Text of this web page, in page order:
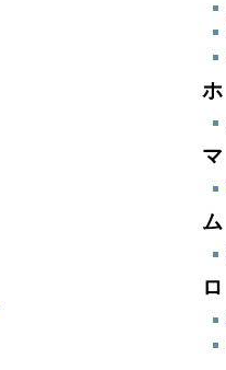
ホ
マ
ム
ロ